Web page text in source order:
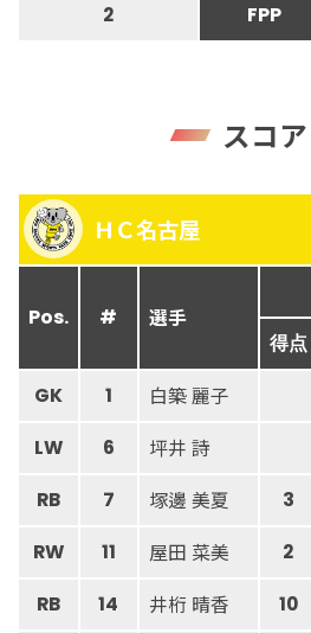
2 FPP
スコア
ＨＣ名古屋
Pos. # 選手
得点
GK 1 白築 麗子
LW 6 坪井 詩
RB 7 塚邊 美夏 3
RW 11 屋田 菜美 2
RB 14 井桁 晴香 10